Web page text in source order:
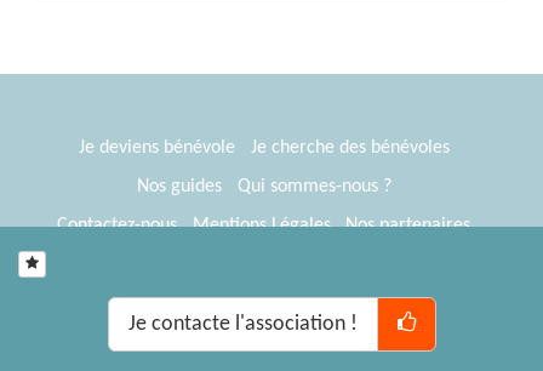
Je contacte l'association !
Je deviens bénévole
Je cherche des bénévoles
Nos guides
Qui sommes-nous ?
Contactez-nous
Mentions Légales
Nos partenaires
® Tous Bénévoles 2012-2026
Webkast